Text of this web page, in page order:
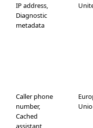
IP address,
Diagnostic
metadata
Caller phone
number,
Cached
assistant